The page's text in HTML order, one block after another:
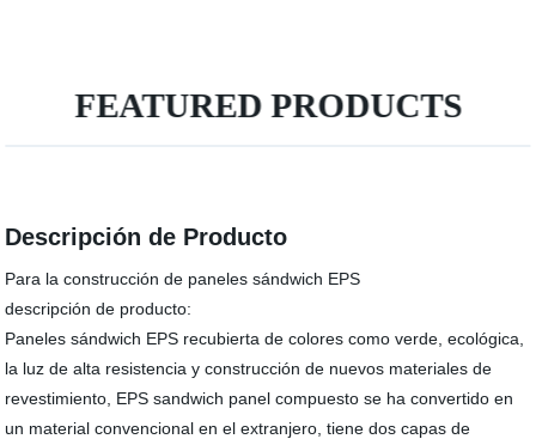
FEATURED PRODUCTS
Descripción de Producto
Para la construcción de paneles sándwich EPS
descripción de producto:
Paneles sándwich EPS recubierta de colores como verde, ecológica,
la luz de alta resistencia y construcción de nuevos materiales de
revestimiento, EPS sandwich panel compuesto se ha convertido en
un material convencional en el extranjero, tiene dos capas de